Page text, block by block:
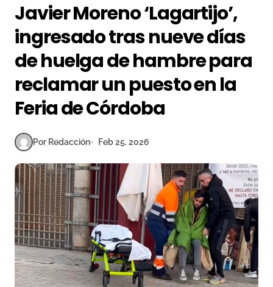
Javier Moreno ‘Lagartijo’,
ingresado tras nueve días
de huelga de hambre para
reclamar un puesto en la
Feria de Córdoba
Por Redacción Feb 25, 2026